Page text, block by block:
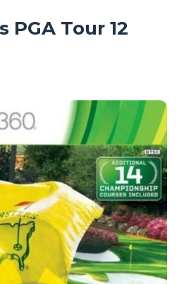
PGA Tour 12